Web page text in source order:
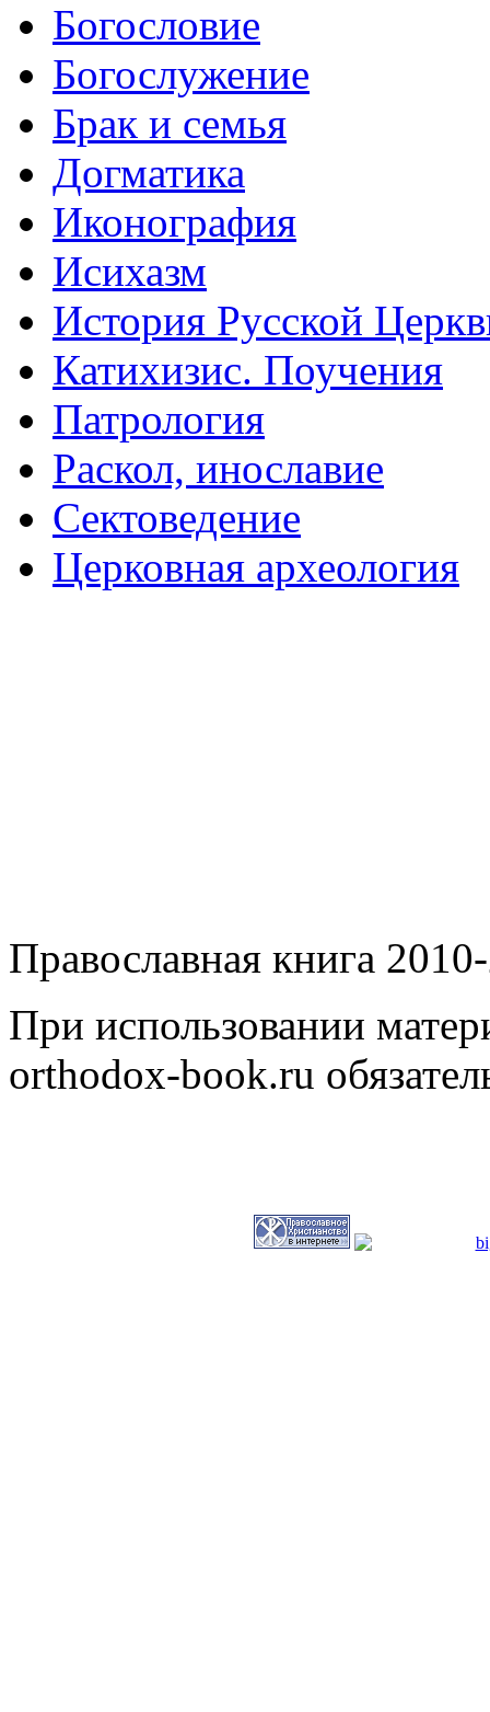
Богословие
Богослужение
Брак и семья
Догматика
Иконография
Исихазм
История Русской
Катихизис. Поучения
Патрология
Раскол, инославие
Сектоведение
Церковная археология
Православная книга
При использовании
orthodox-book.ru